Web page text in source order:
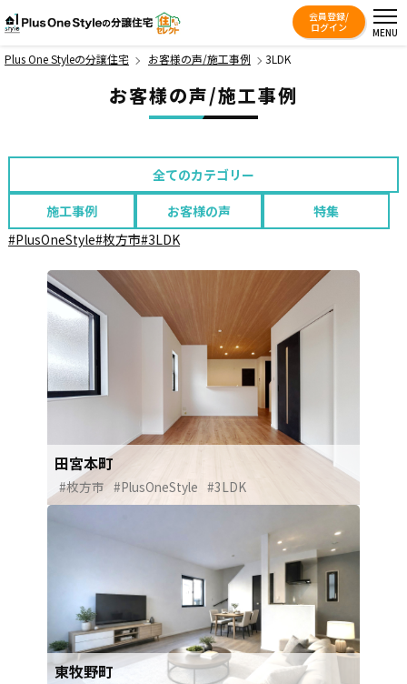
Plus One Styleの分譲住宅
会員登録/
ログイン
MENU
Plus One Styleの分譲住宅 お客様の声/施工事例 3LDK
お客様の声/施工事例
全てのカテゴリー
施工事例
お客様の声
特集
#PlusOneStyle#枚方市#3LDK
田宮本町
#枚方市 #PlusOneStyle #3LDK
東牧野町